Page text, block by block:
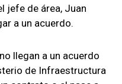
jefe de área, Juan
a un acuerdo.
llegan a un acuerdo
de Infraestructura